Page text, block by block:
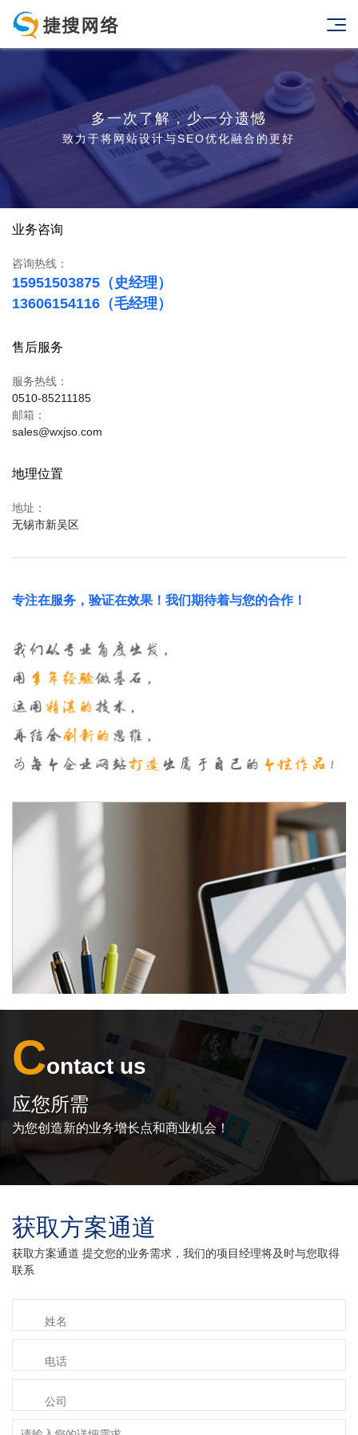
多一次了解，少一分遗憾
致力于将网站设计与SEO优化融合的更好
业务咨询
咨询热线：
15951503875（史经理）
13606154116（毛经理）
售后服务
服务热线：
0510-85211185
邮箱：
sales@wxjso.com
地理位置
地址：
无锡市新吴区
专注在服务，验证在效果！我们期待着与您的合作！
Contact us
应您所需
为您创造新的业务增长点和商业机会！
获取方案通道
获取方案通道 提交您的业务需求，我们的项目经理将及时与您取得
联系